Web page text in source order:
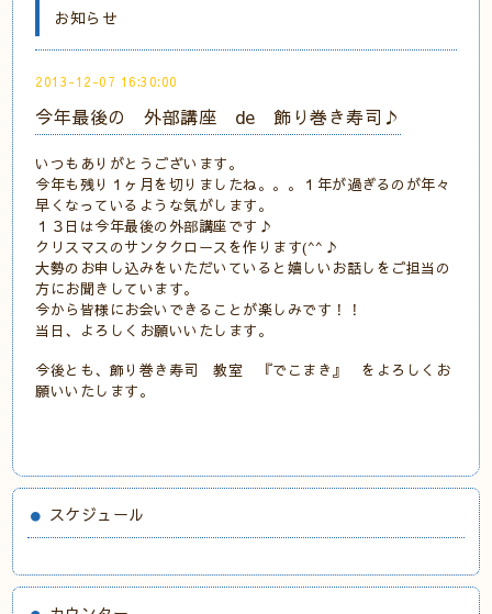
お知らせ
2013-12-07 16:30:00
今年最後の 外部講座 de 飾り巻き寿司♪
いつもありがとうございます。
今年も残り１ヶ月を切りましたね。。。１年が過ぎるのが年々
早くなっているような気がします。
１３日は今年最後の外部講座です♪
クリスマスのサンタクロースを作ります(^^♪
大勢のお申し込みをいただいていると嬉しいお話しをご担当の
方にお聞きしています。
今から皆様にお会いできることが楽しみです！！
当日、よろしくお願いいたします。
今後とも、飾り巻き寿司 教室 『でこまき』 をよろしくお
願いいたします。
スケジュール